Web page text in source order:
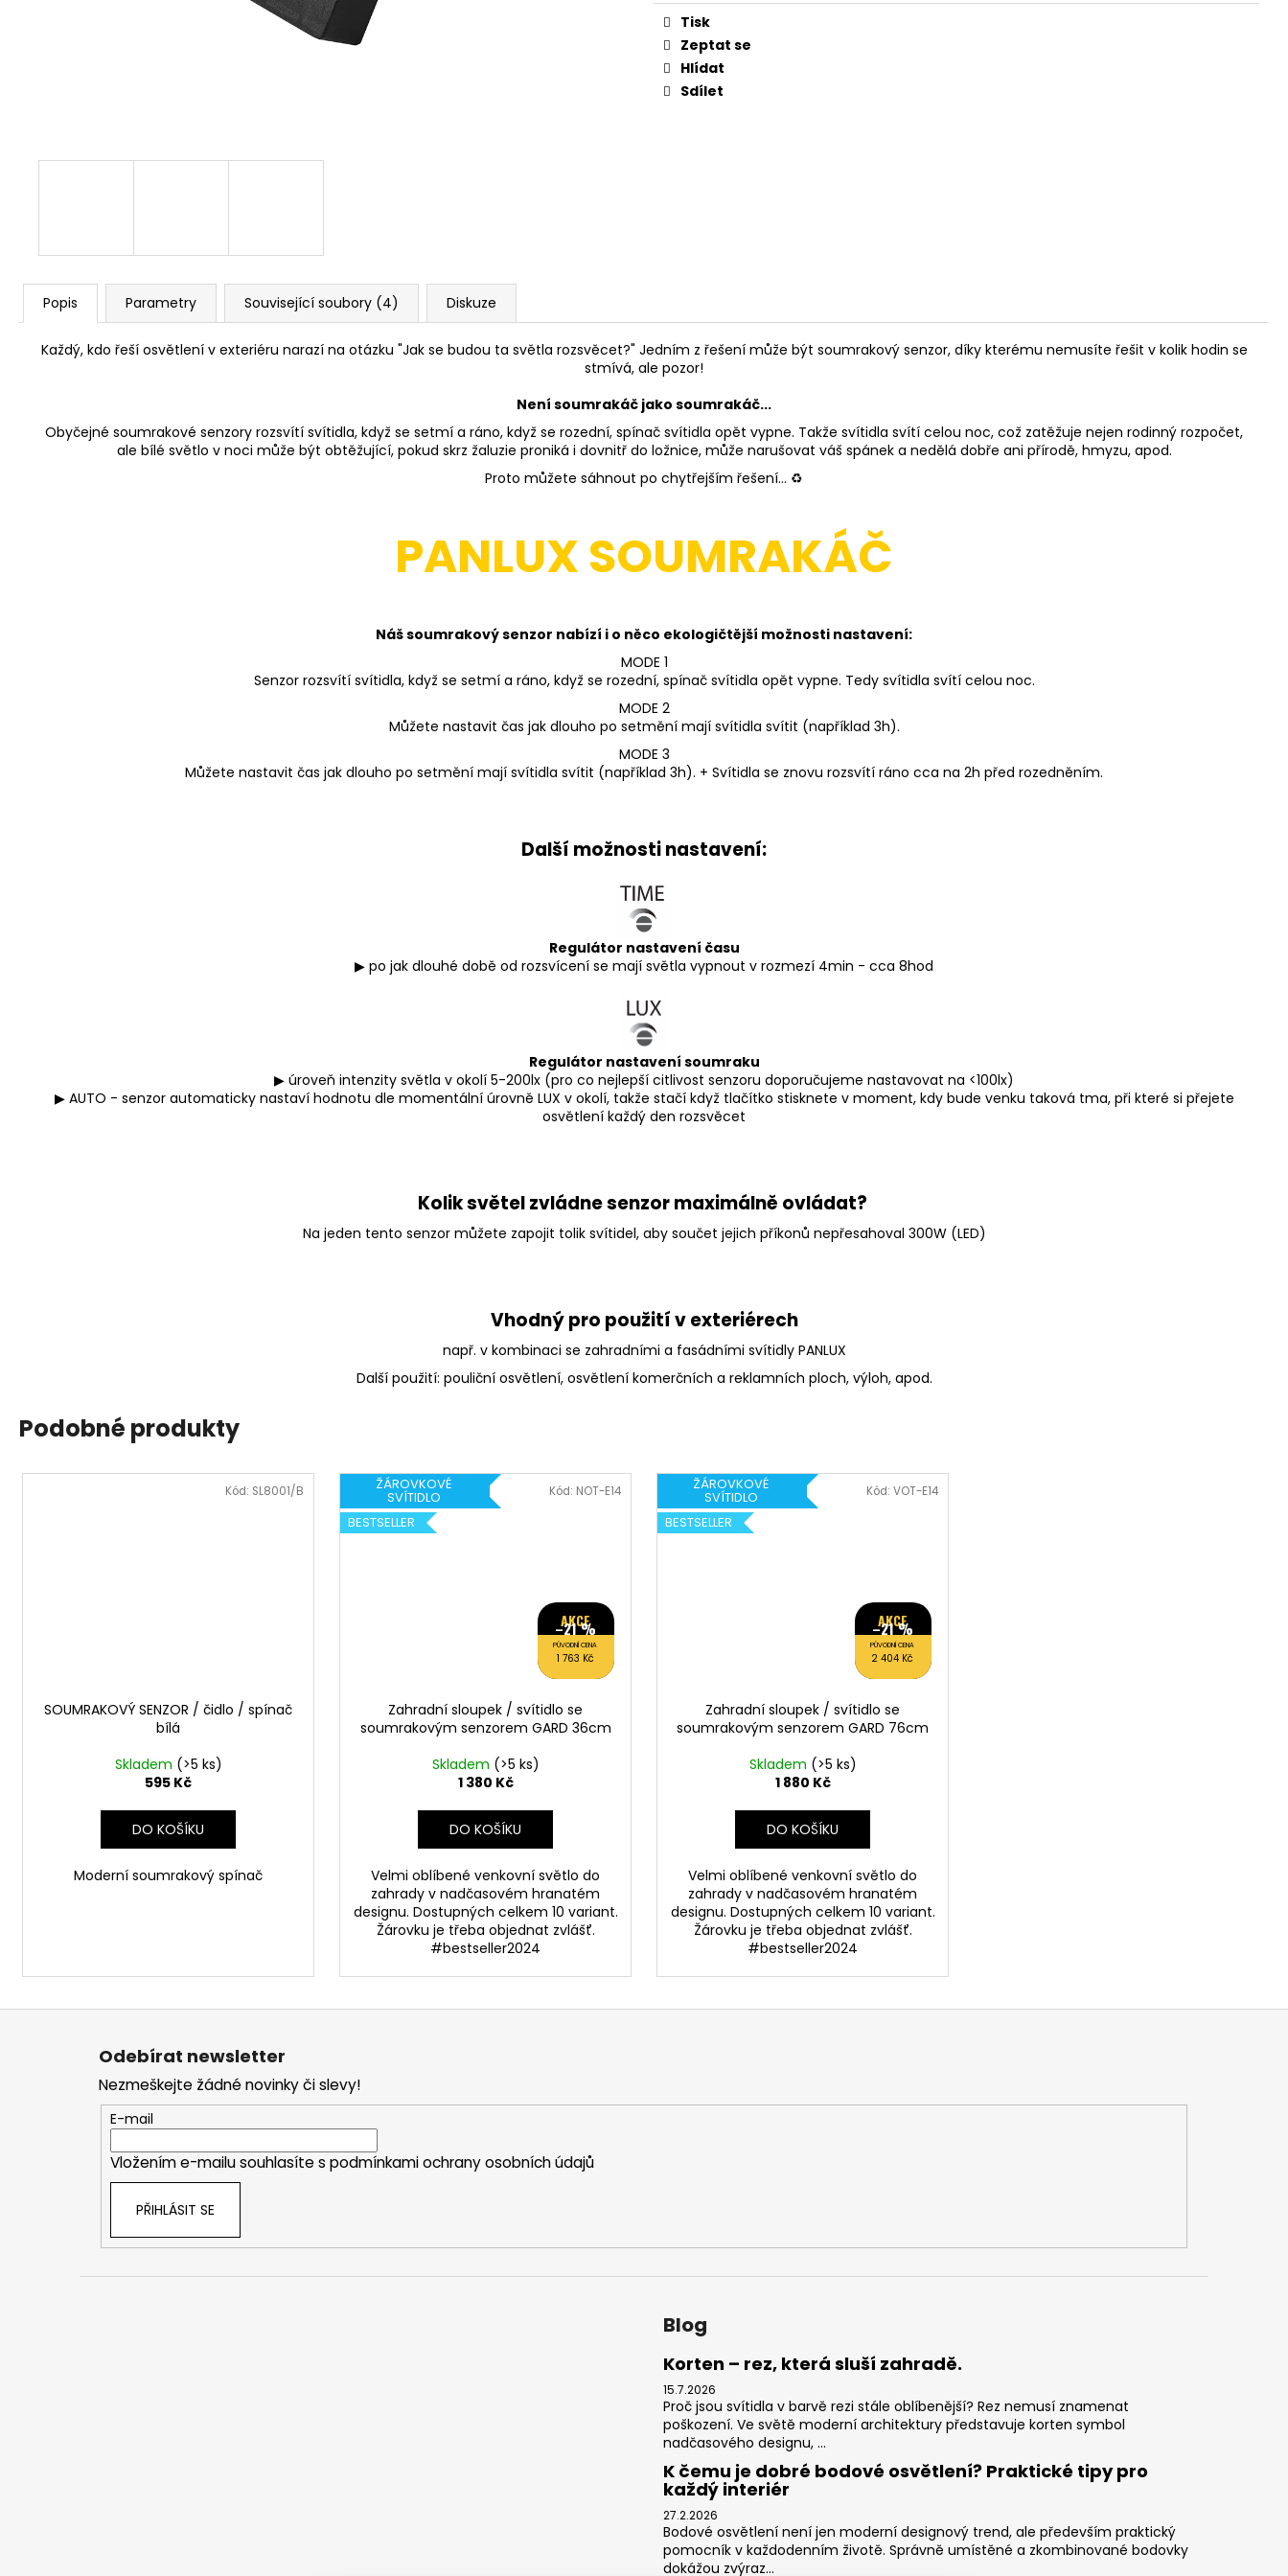
cena:
Tisk
Zeptat se
Hlídat
Sdílet
Popis Parametry Související soubory (4) Diskuze
Každý, kdo řeší osvětlení v exteriéru narazí na otázku "Jak se budou ta světla rozsvěcet?" Jedním z řešení může být soumrakový senzor, díky kterému nemusíte řešit v kolik hodin se
stmívá, ale pozor!
Není soumrakáč jako soumrakáč...
Obyčejné soumrakové senzory rozsvítí svítidla, když se setmí a ráno, když se rozední, spínač svítidla opět vypne. Takže svítidla svítí celou noc, což zatěžuje nejen rodinný rozpočet,
ale bílé světlo v noci může být obtěžující, pokud skrz žaluzie proniká i dovnitř do ložnice, může narušovat váš spánek a nedělá dobře ani přírodě, hmyzu, apod.
Proto můžete sáhnout po chytřejším řešení... ♻️
PANLUX SOUMRAKÁČ
Náš soumrakový senzor nabízí i o něco ekologičtější možnosti nastavení:
MODE 1
Senzor rozsvítí svítidla, když se setmí a ráno, když se rozední, spínač svítidla opět vypne. Tedy svítidla svítí celou noc.
MODE 2
Můžete nastavit čas jak dlouho po setmění mají svítidla svítit (například 3h).
MODE 3
Můžete nastavit čas jak dlouho po setmění mají svítidla svítit (například 3h). + Svítidla se znovu rozsvítí ráno cca na 2h před rozedněním.
Další možnosti nastavení:
Regulátor nastavení času
▶ po jak dlouhé době od rozsvícení se mají světla vypnout v rozmezí 4min - cca 8hod
Regulátor nastavení soumraku
▶ úroveň intenzity světla v okolí 5-200lx (pro co nejlepší citlivost senzoru doporučujeme nastavovat na <100lx)
▶ AUTO - senzor automaticky nastaví hodnotu dle momentální úrovně LUX v okolí, takže stačí když tlačítko stisknete v moment, kdy bude venku taková tma, při které si přejete
osvětlení každý den rozsvěcet
Kolik světel zvládne senzor maximálně ovládat?
Na jeden tento senzor můžete zapojit tolik svítidel, aby součet jejich příkonů nepřesahoval 300W (LED)
Vhodný pro použití v exteriérech
např. v kombinaci se zahradními a fasádními svítidlyPANLUX
Další použití: pouliční osvětlení, osvětlení komerčních a reklamních ploch, výloh, apod.
Podobné produkty
SOUMRAKOVÝ SENZOR / čidlo / spínač
bílá
Skladem (>5 ks)
595 Kč
DO KOŠÍKU
Moderní soumrakový spínač
Kód: SL8001/B ŽÁROVKOVÉ
SVÍTIDLO
BESTSELLER
AKCE
–21 %
PŮVODNÍ CENA
1 763 Kč
Zahradní sloupek / svítidlo se
soumrakovým senzorem GARD 36cm
Skladem (>5 ks)
1 380 Kč
DO KOŠÍKU
Velmi oblíbené venkovní světlo do
zahrady v nadčasovém hranatém
designu. Dostupných celkem 10 variant.
Žárovku je třeba objednat zvlášť.
#bestseller2024
Kód: NOT-E14 ŽÁROVKOVÉ
SVÍTIDLO
BESTSELLER
AKCE
–21 %
PŮVODNÍ CENA
2 404 Kč
Zahradní sloupek / svítidlo se
soumrakovým senzorem GARD 76cm
Skladem (>5 ks)
1 880 Kč
DO KOŠÍKU
Velmi oblíbené venkovní světlo do
zahrady v nadčasovém hranatém
designu. Dostupných celkem 10 variant.
Žárovku je třeba objednat zvlášť.
#bestseller2024
Kód: VOT-E14
520 Kč
Z
Odebírat newsletter
Nezmeškejte žádné novinky či slevy!
E-mail
Vložením e-mailu souhlasíte s podmínkami ochrany osobních údajů
PŘIHLÁSIT SE
Blog
Korten – rez, která sluší zahradě.
15.7.2026
Proč jsou svítidla v barvě rezi stále oblíbenější? Rez nemusí znamenat
poškození. Ve světě moderní architektury představuje korten symbol
nadčasového designu, ...
K čemu je dobré bodové osvětlení? Praktické tipy pro
každý interiér
27.2.2026
Bodové osvětlení není jen moderní designový trend, ale především praktický
pomocník v každodenním životě. Správně umístěné a zkombinované bodovky
dokážou zvýraz...